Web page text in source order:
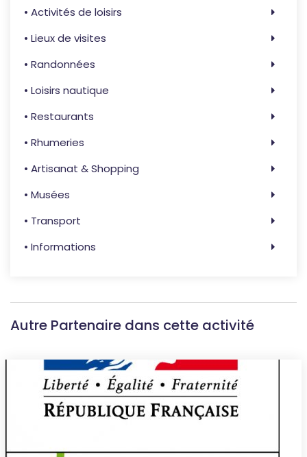
• Activités de loisirs
• Lieux de visites
• Randonnées
• Loisirs nautique
• Restaurants
• Rhumeries
• Artisanat & Shopping
• Musées
• Transport
• Informations
Autre Partenaire dans cette activité